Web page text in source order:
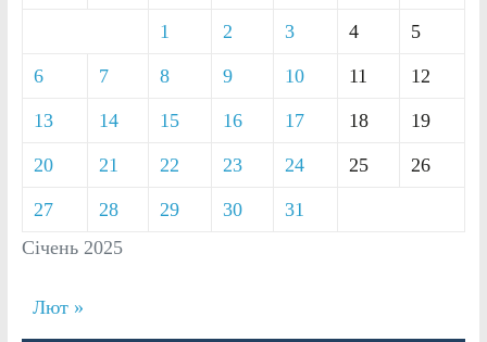
Січень 2025
1 2 3 4 5
6 7 8 9 10 11 12
13 14 15 16 17 18 19
20 21 22 23 24 25 26
27 28 29 30 31
Лют »